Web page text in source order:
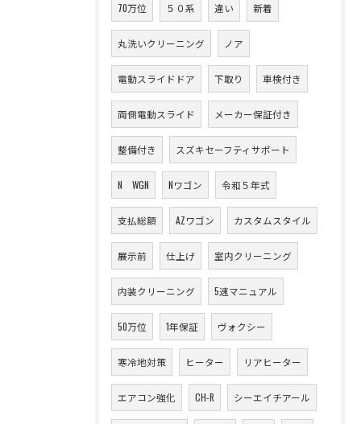
70万位 ５０系 違い 新着
丸洗いクリーニング ノア
電動スライドドア 下取り 車検付き
両側電動スライド メーカー保証付き
整備付き スズキセーフティサポート
N WGN Nワゴン 令和５年式
支払総額 AZワゴン カスタムスタイル
展示前 仕上げ 室内クリーニング
内装クリーニング 5速マニュアル
50万位 1年保証 ヴォクシー
寒冷地対策 ヒーター リアヒーター
エアコン強化 CH-R シーエイチアール